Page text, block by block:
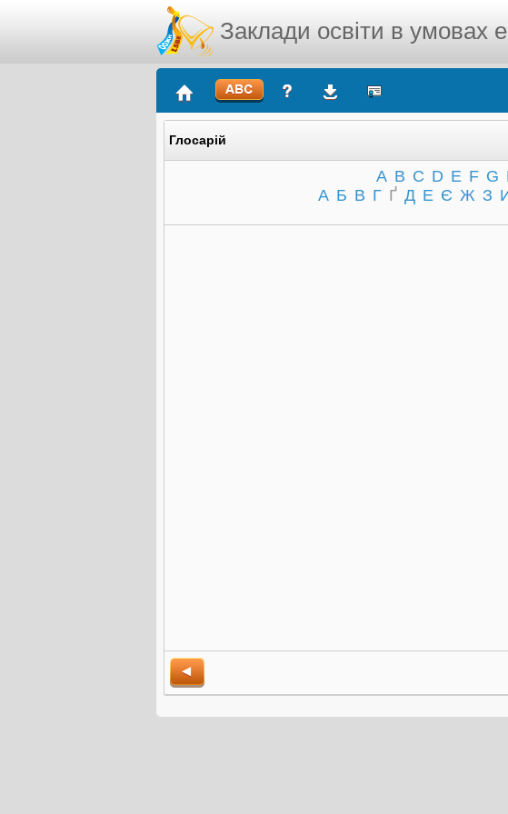
Заклади освіти в умовах
Глосарій
A B C D E F G
А Б В Г Ґ Д Е Є Ж З